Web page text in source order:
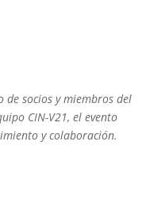
de socios y miembros del
CIN-V21, el evento
y colaboración.